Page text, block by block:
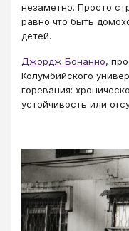
незаметно. Просто
равно что быть
детей.
Джордж Бонанно,
Колумбийского
горевания:
устойчивость или